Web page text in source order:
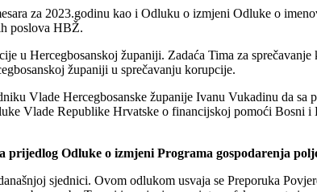
za 2023.godinu kao i Odluku o izmjeni Odluke o
poslova HBŽ.
u Hercegbosanskoj županiji. Zadaća Tima za
županiji u sprečavanju korupcije.
Vlade Hercegbosanske županije Ivanu Vukadinu da sa
Vlade Republike Hrvatske o financijskoj pomoći Bosni i
prijedlog Odluke o izmjeni Programa gospodarenja
sjednici. Ovom odlukom usvaja se Preporuka